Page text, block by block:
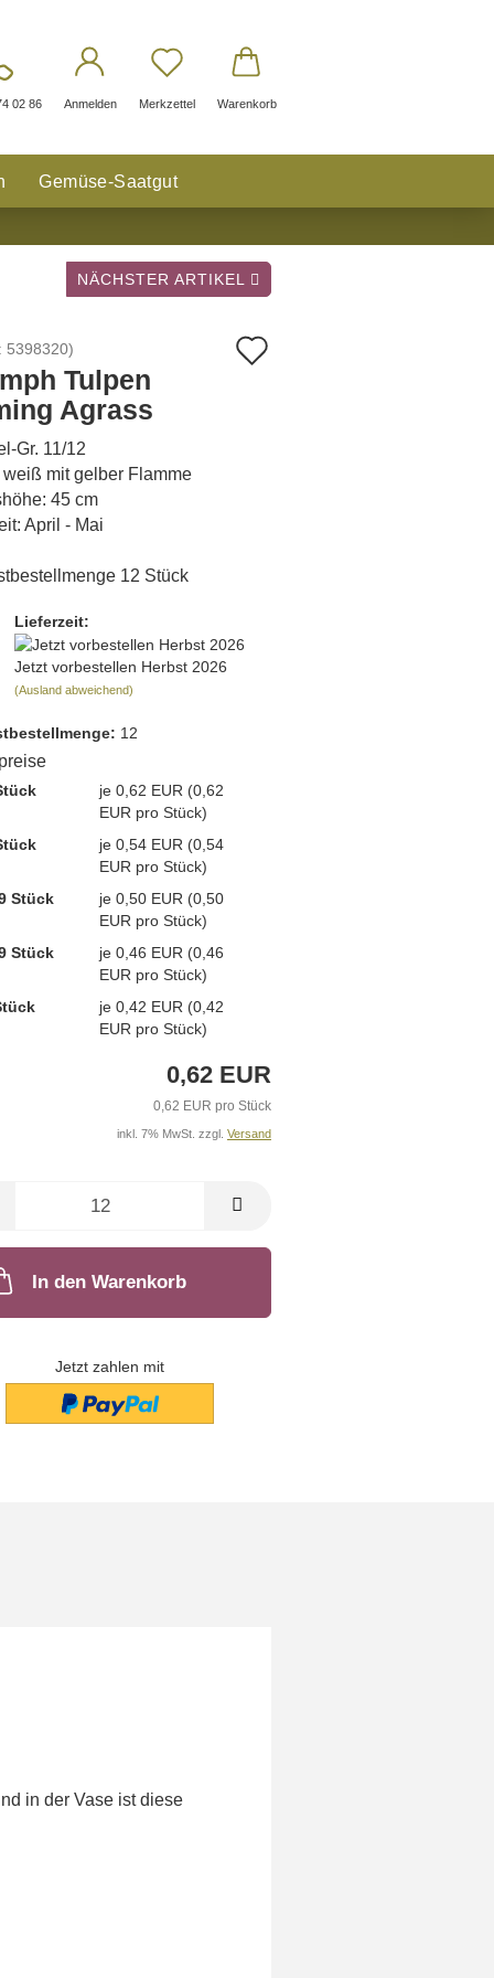
02 86 Anmelden Merkzettel Warenkorb
Gemüse-Saatgut
NÄCHSTER ARTIKEL
5398320)
Tulpen
Agrass
Gr. 11/12
mit gelber Flamme
45 cm
April - Mai
12 Stück
Lieferzeit:
Jetzt vorbestellen Herbst 2026
(Ausland abweichend)
12
je 0,62 EUR (0,62
EUR pro Stück)
je 0,54 EUR (0,54
EUR pro Stück)
Stück
je 0,50 EUR (0,50
EUR pro Stück)
Stück
je 0,46 EUR (0,46
EUR pro Stück)
je 0,42 EUR (0,42
EUR pro Stück)
0,62 EUR
0,62 EUR pro Stück
inkl. 7% MwSt. zzgl. Versand
In den Warenkorb
Jetzt zahlen mit
in der Vase ist diese